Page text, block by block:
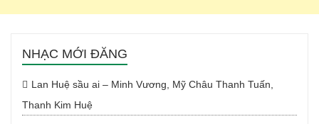
NHẠC MỚI ĐĂNG
Lan Huệ sầu ai – Minh Vương, Mỹ Châu Thanh Tuấn,
Thanh Kim Huệ